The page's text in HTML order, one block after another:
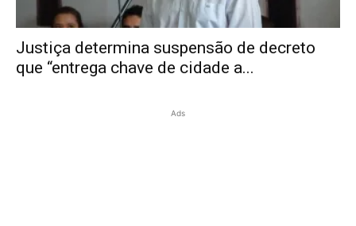
Justiça determina suspensão de decreto
que “entrega chave de cidade a...
Ads